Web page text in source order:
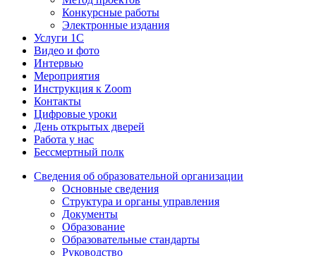
Конкурсные работы
Электронные издания
Услуги 1C
Видео и фото
Интервью
Мероприятия
Инструкция к Zoom
Контакты
Цифровые уроки
День открытых дверей
Работа у нас
Бессмертный полк
Сведения об образовательной организации
Основные сведения
Структура и органы управления
Документы
Образование
Образовательные стандарты
Руководство